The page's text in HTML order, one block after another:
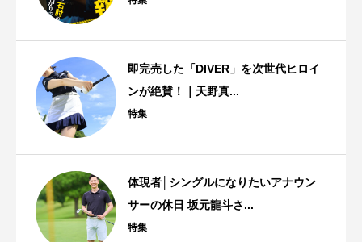
即完売した「DIVER」を次世代ヒロイ
ンが絶賛！｜天野真...
特集
体現者│シングルになりたいアナウン
サーの休日 坂元龍斗さ...
特集